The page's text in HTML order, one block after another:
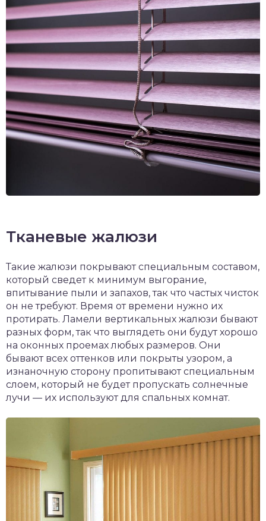
Тканевые жалюзи
Такие жалюзи покрывают специальным составом,
который сведет к минимум выгорание,
впитывание пыли и запахов, так что частых чисток
он не требуют. Время от времени нужно их
протирать. Ламели вертикальных жалюзи бывают
разных форм, так что выглядеть они будут хорошо
на оконных проемах любых размеров. Они
бывают всех оттенков или покрыты узором, а
изнаночную сторону пропитывают специальным
слоем, который не будет пропускать солнечные
лучи — их используют для спальных комнат.